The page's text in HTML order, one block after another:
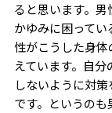
ると思います。男
かゆみに困って
性がこうした身
えています。自
しないように対
です。というの